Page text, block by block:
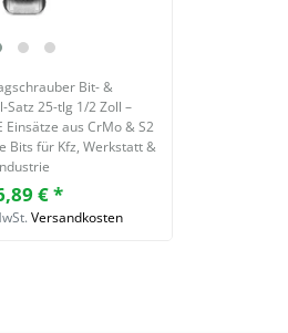
Bit- &
Satz 25-tlg 1/2 Zoll –
Einsätze aus CrMo & S2
Bits für Kfz, Werkstatt &
€ *
Versandkosten